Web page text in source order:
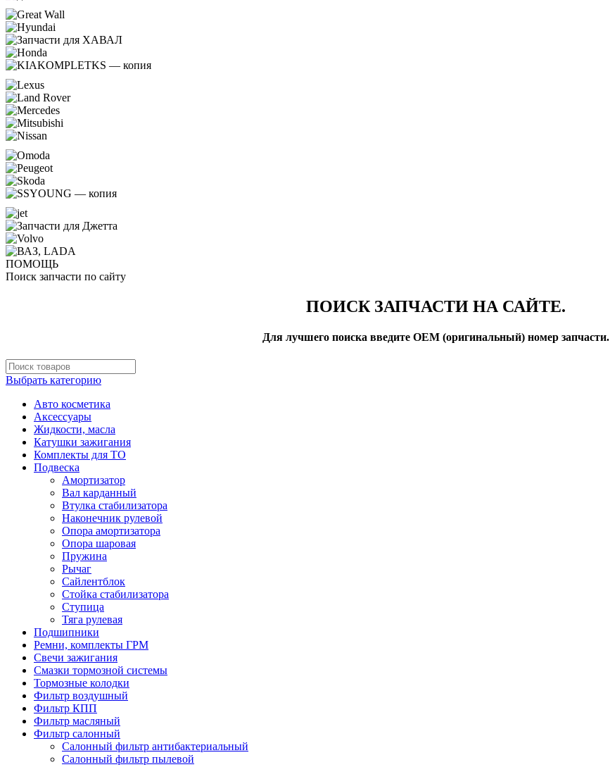
ПОМОЩЬ
Поиск запчасти по сайту
ПОИСК ЗАПЧАСТИ НА САЙТЕ.
Для лучшего поиска введите OEM (оригинальный) номер запчасти.
Выбрать категорию
Авто косметика
Аксессуары
Жидкости, масла
Катушки зажигания
Комплекты для ТО
Подвеска
Амортизатор
Вал карданный
Втулка стабилизатора
Наконечник рулевой
Опора амортизатора
Опора шаровая
Пружина
Рычаг
Сайлентблок
Стойка стабилизатора
Ступица
Тяга рулевая
Подшипники
Ремни, комплекты ГРМ
Свечи зажигания
Смазки тормозной системы
Тормозные колодки
Фильтр воздушный
Фильтр КПП
Фильтр масляный
Фильтр салонный
Салонный фильтр антибактериальный
Салонный фильтр пылевой